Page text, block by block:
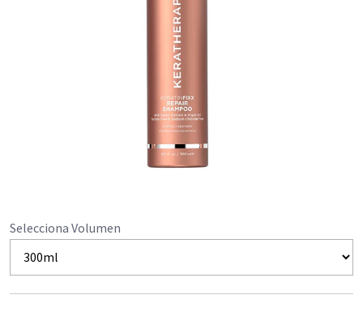
Selecciona Volumen